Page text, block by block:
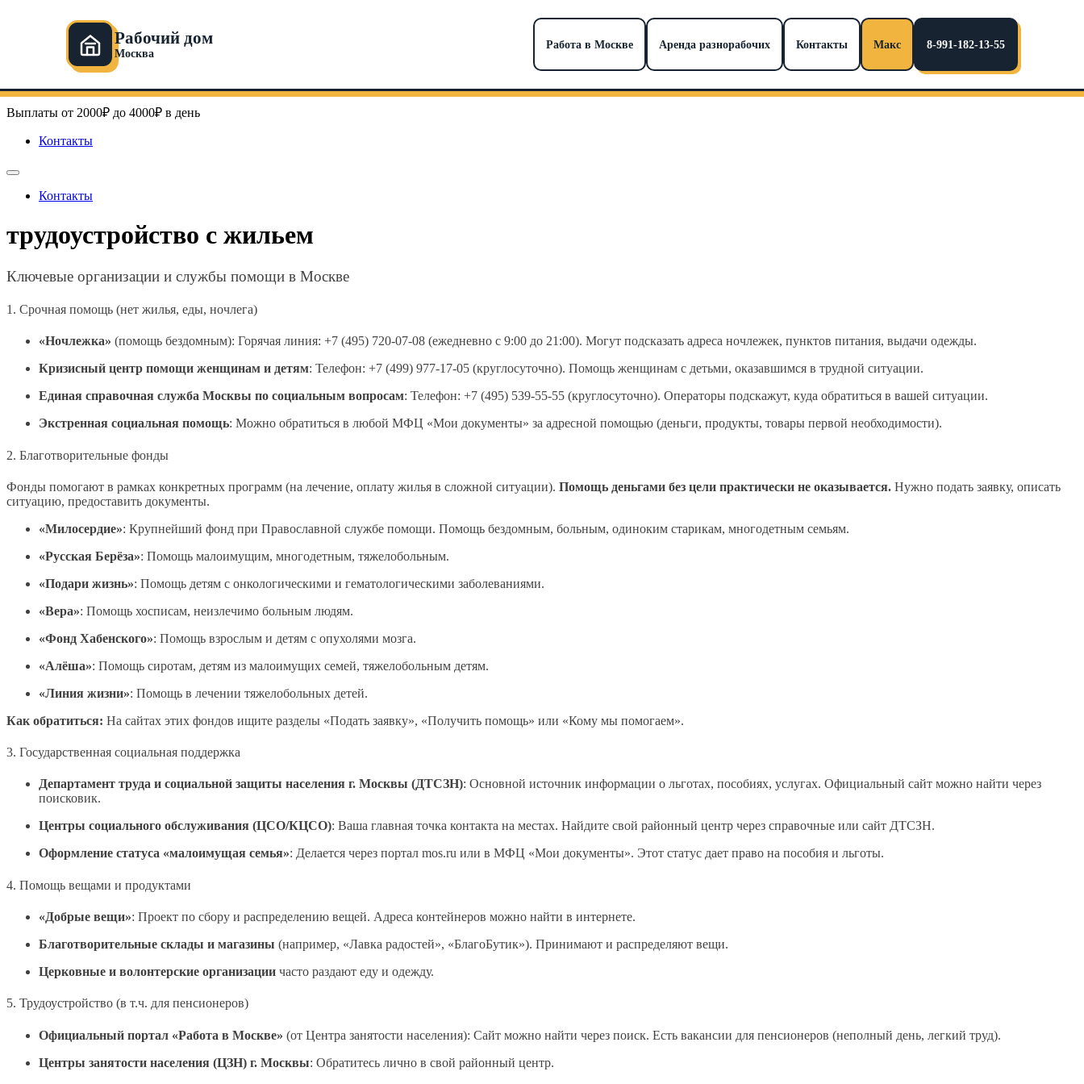
Рабочий дом
Москва
Работа в Москве Аренда разнорабочих Контакты Макс 8-991-182-13-55
к
содержимому
Выплаты от 2000₽ до 4000₽ в день
Контакты
Контакты
трудоустройство с жильем
Ключевые организации и службы помощи в Москве
1. Срочная помощь (нет жилья, еды, ночлега)
«Ночлежка» (помощь бездомным): Горячая линия: +7 (495) 720-07-08 (ежедневно с 9:00 до 21:00). Могут подсказать адреса ночлежек, пунктов питания, выдачи одежды.
Кризисный центр помощи женщинам и детям: Телефон: +7 (499) 977-17-05 (круглосуточно). Помощь женщинам с детьми, оказавшимся в трудной ситуации.
Единая справочная служба Москвы по социальным вопросам: Телефон: +7 (495) 539-55-55 (круглосуточно). Операторы подскажут, куда обратиться в вашей ситуации.
Экстренная социальная помощь: Можно обратиться в любой МФЦ «Мои документы» за адресной помощью (деньги, продукты, товары первой необходимости).
2. Благотворительные фонды
Фонды помогают в рамках конкретных программ (на лечение, оплату жилья в сложной ситуации). Помощь деньгами без цели практически не оказывается. Нужно подать заявку, описать
ситуацию, предоставить документы.
«Милосердие»: Крупнейший фонд при Православной службе помощи. Помощь бездомным, больным, одиноким старикам, многодетным семьям.
«Русская Берёза»: Помощь малоимущим, многодетным, тяжелобольным.
«Подари жизнь»: Помощь детям с онкологическими и гематологическими заболеваниями.
«Вера»: Помощь хосписам, неизлечимо больным людям.
«Фонд Хабенского»: Помощь взрослым и детям с опухолями мозга.
«Алёша»: Помощь сиротам, детям из малоимущих семей, тяжелобольным детям.
«Линия жизни»: Помощь в лечении тяжелобольных детей.
Как обратиться: На сайтах этих фондов ищите разделы «Подать заявку», «Получить помощь» или «Кому мы помогаем».
3. Государственная социальная поддержка
Департамент труда и социальной защиты населения г. Москвы (ДТСЗН): Основной источник информации о льготах, пособиях, услугах. Официальный сайт можно найти через
поисковик.
Центры социального обслуживания (ЦСО/КЦСО): Ваша главная точка контакта на местах. Найдите свой районный центр через справочные или сайт ДТСЗН.
Оформление статуса «малоимущая семья»: Делается через портал mos.ru или в МФЦ «Мои документы». Этот статус дает право на пособия и льготы.
4. Помощь вещами и продуктами
«Добрые вещи»: Проект по сбору и распределению вещей. Адреса контейнеров можно найти в интернете.
Благотворительные склады и магазины (например, «Лавка радостей», «БлагоБутик»). Принимают и распределяют вещи.
Церковные и волонтерские организации часто раздают еду и одежду.
5. Трудоустройство (в т.ч. для пенсионеров)
Официальный портал «Работа в Москве» (от Центра занятости населения): Сайт можно найти через поиск. Есть вакансии для пенсионеров (неполный день, легкий труд).
Центры занятости населения (ЦЗН) г. Москвы: Обратитесь лично в свой районный центр.